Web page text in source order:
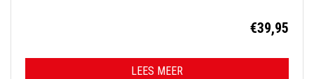
€39,95
LEES MEER